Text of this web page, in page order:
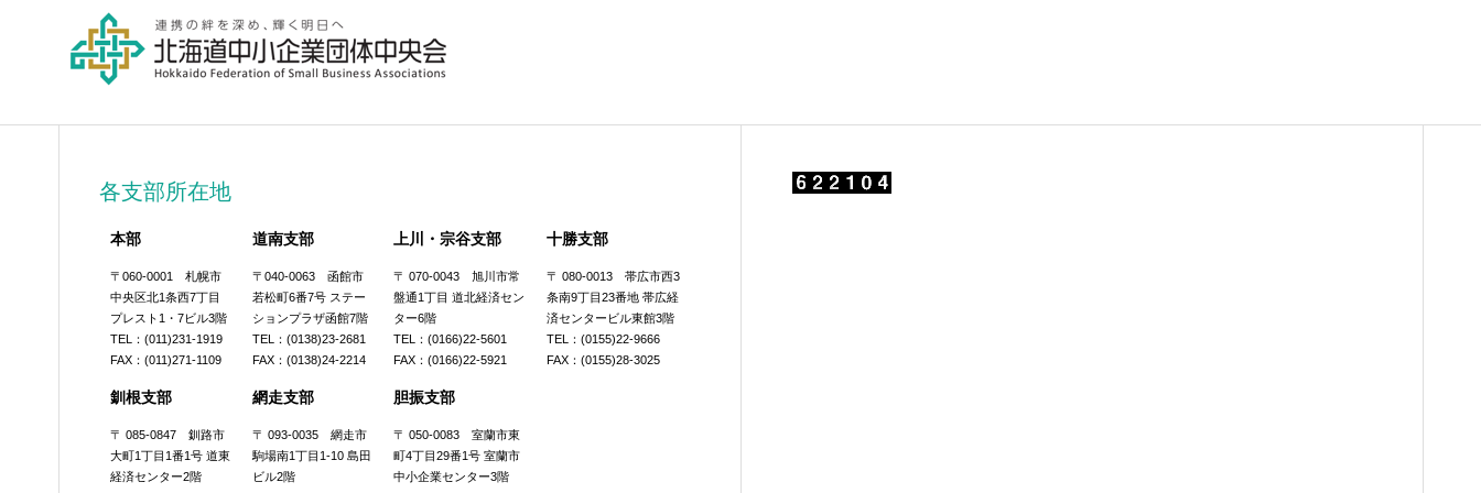
各支部所在地
本部 道南支部 上川・宗谷支部 十勝支部
〒060-0001 札幌市
中央区北1条西7丁目
プレスト1・7ビル3階
TEL：(011)231-1919
FAX：(011)271-1109
〒040-0063 函館市
若松町6番7号 ステー
ションプラザ函館7階
TEL：(0138)23-2681
FAX：(0138)24-2214
〒 070-0043 旭川市常
盤通1丁目 道北経済セン
ター6階
TEL：(0166)22-5601
FAX：(0166)22-5921
〒 080-0013 帯広市西3
条南9丁目23番地 帯広経
済センタービル東館3階
TEL：(0155)22-9666
FAX：(0155)28-3025
釧根支部 網走支部 胆振支部
〒 085-0847 釧路市
大町1丁目1番1号 道東
経済センター2階
〒 093-0035 網走市
駒場南1丁目1-10 島田
ビル2階
〒 050-0083 室蘭市東
町4丁目29番1号 室蘭市
中小企業センター3階